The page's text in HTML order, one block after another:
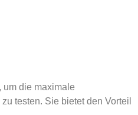
um die maximale
testen. Sie bietet den Vorteil